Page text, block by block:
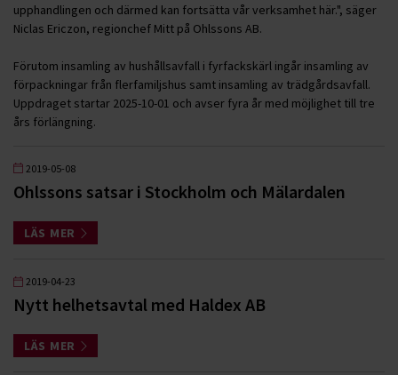
upphandlingen och därmed kan fortsätta vår verksamhet här.", säger
Niclas Ericzon, regionchef Mitt på Ohlssons AB.
Förutom insamling av hushållsavfall i fyrfackskärl ingår insamling av
förpackningar från flerfamiljshus samt insamling av trädgårdsavfall.
Uppdraget startar 2025-10-01 och avser fyra år med möjlighet till tre
års förlängning.
2019-05-08
Ohlssons satsar i Stockholm och Mälardalen
LÄS MER
2019-04-23
Nytt helhetsavtal med Haldex AB
LÄS MER